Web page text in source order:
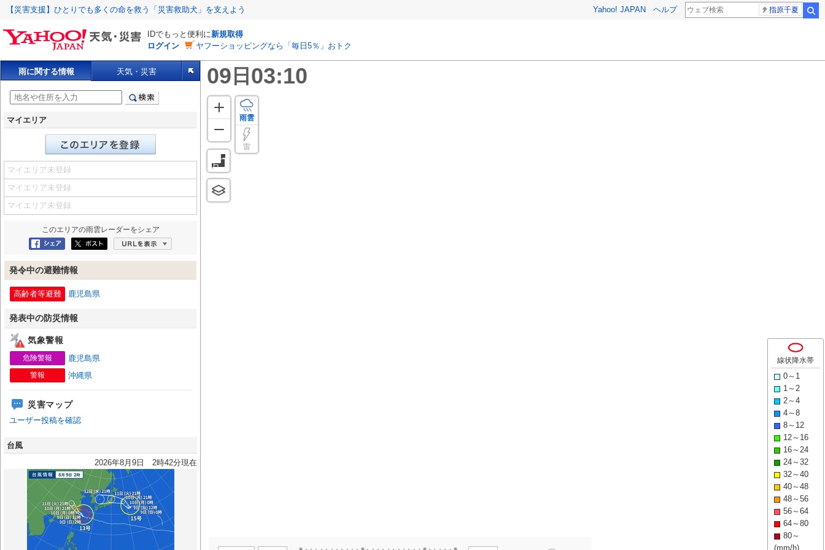
【災害支援】ひとりでも多くの命を救う「災害救助犬」を支えよう Yahoo! JAPAN ヘルプ 指原千夏
IDでもっと便利に新規取得
ログイン
ヤフーショッピングなら「毎日5％」おトク
雨に関する情報 天気・災害
マイエリア
マイエリア未登録
マイエリア未登録
マイエリア未登録
このエリアの雨雲レーダーをシェア
Facebookにシェア
ポスト
発令中の避難情報
高齢者等避難 鹿児島県
発表中の防災情報
気象警報
危険警報 鹿児島県
警報 沖縄県
災害マップ
ユーザー投稿を確認
台風
2026年8月9日 2時42分現在
雨雲
雷
09 日 03:10
線状降水帯
0～1
1～2
2～4
4～8
8～12
12～16
16～24
24～32
32～40
40～48
48～56
56～64
64～80
80～
(mm/h)